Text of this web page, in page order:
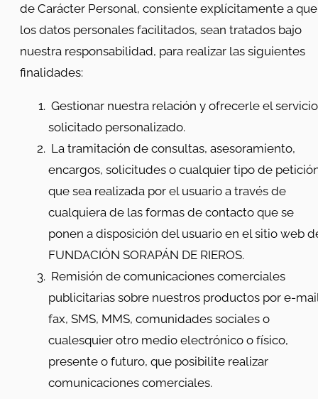
de Carácter Personal, consiente explícitamente a que
los datos personales facilitados, sean tratados bajo
nuestra responsabilidad, para realizar las siguientes
finalidades:
Gestionar nuestra relación y ofrecerle el servicio
solicitado personalizado.
La tramitación de consultas, asesoramiento,
encargos, solicitudes o cualquier tipo de
que sea realizada por el usuario a través de
cualquiera de las formas de contacto que se
ponen a disposición del usuario en el sitio web
FUNDACIÓN SORAPÁN DE RIEROS.
Remisión de comunicaciones comerciales
publicitarias sobre nuestros productos por e-
fax, SMS, MMS, comunidades sociales o
cualesquier otro medio electrónico o físico,
presente o futuro, que posibilite realizar
comunicaciones comerciales.